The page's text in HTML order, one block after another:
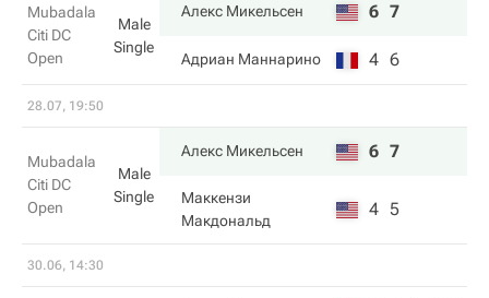
Mubadala
Citi DC
Open
Male
Single
Алекс Микельсен 6 7
Адриан Маннарино 4 6
28.07, 19:50
Mubadala
Citi DC
Open
Male
Single
Алекс Микельсен 6 7
Маккензи
Макдональд
4 5
30.06, 14:30